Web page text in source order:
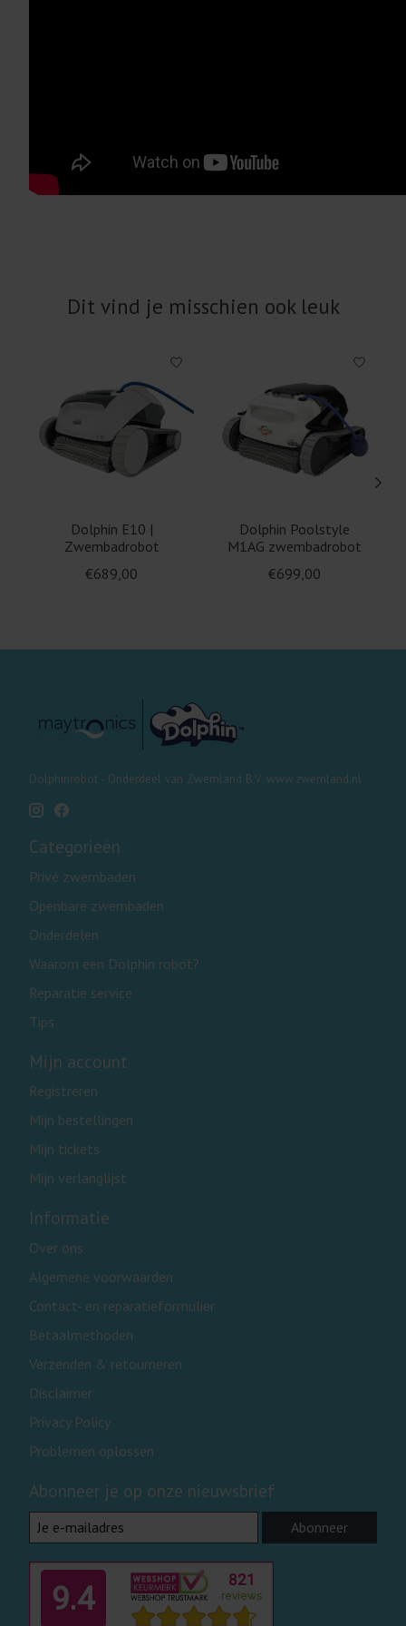
Dit vind je misschien ook leuk
Items van productcarrousel
Dolphin E10 |
Zwembadrobot
€689,00
Dolphin Poolstyle
M1AG zwembadrobot
€699,00
Dolphinrobot - Onderdeel van Zwemland B.V. www.zwemland.nl
Categorieën
Privé zwembaden
Openbare zwembaden
Onderdelen
Waarom een Dolphin robot?
Reparatie service
Tips
Mijn account
Registreren
Mijn bestellingen
Mijn tickets
Mijn verlanglijst
Informatie
Over ons
Algemene voorwaarden
Contact- en reparatieformulier
Betaalmethoden
Verzenden & retourneren
Disclaimer
Privacy Policy
Problemen oplossen
Abonneer je op onze nieuwsbrief
Abonneer